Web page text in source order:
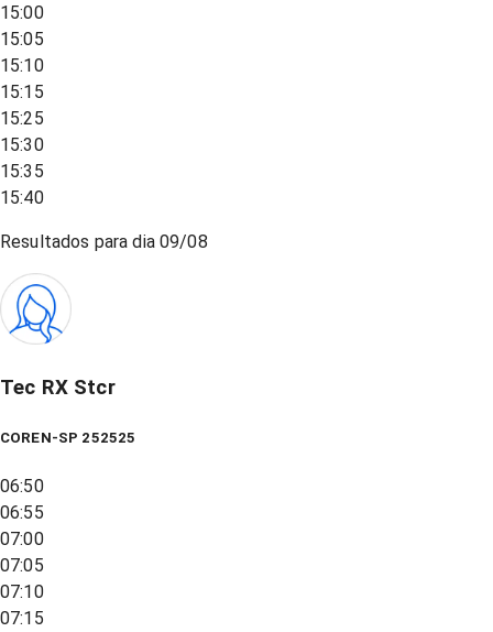
15:00
15:05
15:10
15:15
15:25
15:30
15:35
15:40
Resultados para dia09/08
Tec RX Stcr
COREN-SP 252525
06:50
06:55
07:00
07:05
07:10
07:15